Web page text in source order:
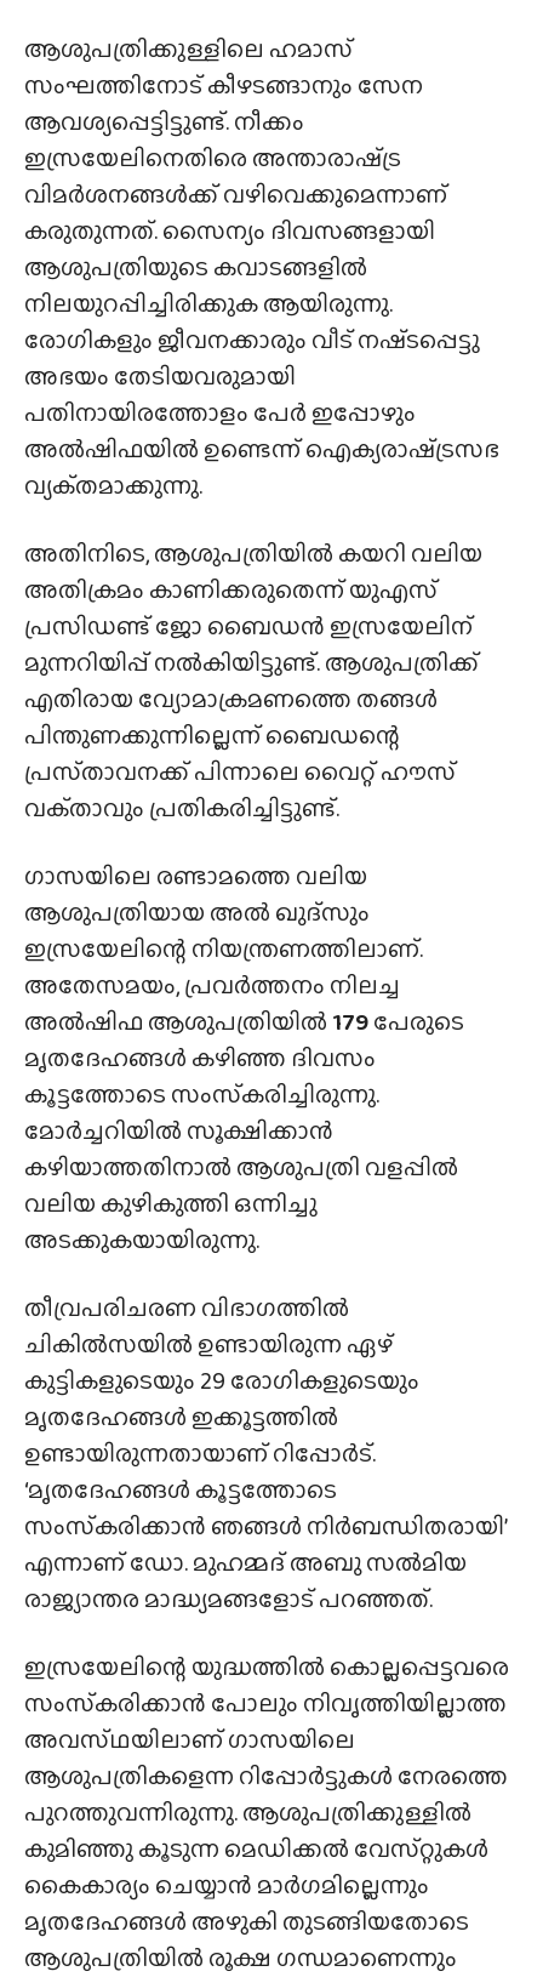
ആശുപത്രിക്കുള്ളിലെ ഹമാസ്
സംഘത്തിനോട് കീഴടങ്ങാനും സേന
ആവശ്യപ്പെട്ടിട്ടുണ്ട്. നീക്കം
ഇസ്രയേലിനെതിരെ അന്താരാഷ്‌ട്ര
വിമർശനങ്ങൾക്ക്‌ വഴിവെക്കുമെന്നാണ്
കരുതുന്നത്. സൈന്യം ദിവസങ്ങളായി
ആശുപത്രിയുടെ കവാടങ്ങളിൽ
നിലയുറപ്പിച്ചിരിക്കുക ആയിരുന്നു.
രോഗികളും ജീവനക്കാരും വീട് നഷ്‌ടപ്പെട്ടു
അഭയം തേടിയവരുമായി
പതിനായിരത്തോളം പേർ ഇപ്പോഴും
അൽഷിഫയിൽ ഉണ്ടെന്ന് ഐക്യരാഷ്‌ട്രസഭ
വ്യക്‌തമാക്കുന്നു.
അതിനിടെ, ആശുപത്രിയിൽ കയറി വലിയ
അതിക്രമം കാണിക്കരുതെന്ന് യുഎസ്
പ്രസിഡണ്ട് ജോ ബൈഡൻ ഇസ്രയേലിന്
മുന്നറിയിപ്പ് നൽകിയിട്ടുണ്ട്. ആശുപത്രിക്ക്
എതിരായ വ്യോമാക്രമണത്തെ തങ്ങൾ
പിന്തുണക്കുന്നില്ലെന്ന് ബൈഡന്റെ
പ്രസ്‌താവനക്ക് പിന്നാലെ വൈറ്റ് ഹൗസ്
വക്‌താവും പ്രതികരിച്ചിട്ടുണ്ട്.
ഗാസയിലെ രണ്ടാമത്തെ വലിയ
ആശുപത്രിയായ അൽ ഖുദ്‌സും
ഇസ്രയേലിന്റെ നിയന്ത്രണത്തിലാണ്.
അതേസമയം, പ്രവർത്തനം നിലച്ച
അൽഷിഫ ആശുപത്രിയിൽ 179പേരുടെ
മൃതദേഹങ്ങൾ കഴിഞ്ഞ ദിവസം
കൂട്ടത്തോടെ സംസ്‌കരിച്ചിരുന്നു.
മോർച്ചറിയിൽ സൂക്ഷിക്കാൻ
കഴിയാത്തതിനാൽ ആശുപത്രി വളപ്പിൽ
വലിയ കുഴികുത്തി ഒന്നിച്ചു
അടക്കുകയായിരുന്നു.
തീവ്രപരിചരണ വിഭാഗത്തിൽ
ചികിൽസയിൽ ഉണ്ടായിരുന്ന ഏഴ്
കുട്ടികളുടെയും 29 രോഗികളുടെയും
മൃതദേഹങ്ങൾ ഇക്കൂട്ടത്തിൽ
ഉണ്ടായിരുന്നതായാണ് റിപ്പോർട്.
‘മൃതദേഹങ്ങൾ കൂട്ടത്തോടെ
സംസ്‌കരിക്കാൻ ഞങ്ങൾ നിർബന്ധിതരായി’
എന്നാണ് ഡോ. മുഹമ്മദ് അബു സൽമിയ
രാജ്യാന്തര മാദ്ധ്യമങ്ങളോട് പറഞ്ഞത്.
ഇസ്രയേലിന്റെ യുദ്ധത്തിൽ കൊല്ലപ്പെട്ടവരെ
സംസ്‌കരിക്കാൻ പോലും നിവൃത്തിയില്ലാത്ത
അവസ്‌ഥയിലാണ്‌ ഗാസയിലെ
ആശുപത്രികളെന്ന റിപ്പോർട്ടുകൾ നേരത്തെ
പുറത്തുവന്നിരുന്നു. ആശുപത്രിക്കുള്ളിൽ
കുമിഞ്ഞു കൂടുന്ന മെഡിക്കൽ വേസ്‌റ്റുകൾ
കൈകാര്യം ചെയ്യാൻ മാർഗമില്ലെന്നും
മൃതദേഹങ്ങൾ അഴുകി തുടങ്ങിയതോടെ
ആശുപത്രിയിൽ രൂക്ഷ ഗന്ധമാണെന്നും